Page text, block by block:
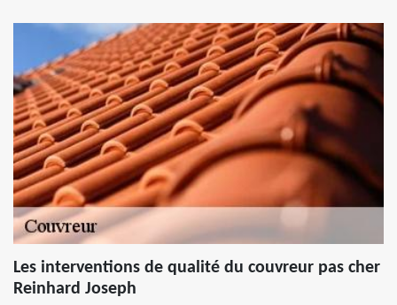
Les interventions de qualité du couvreur pas cher
Reinhard Joseph